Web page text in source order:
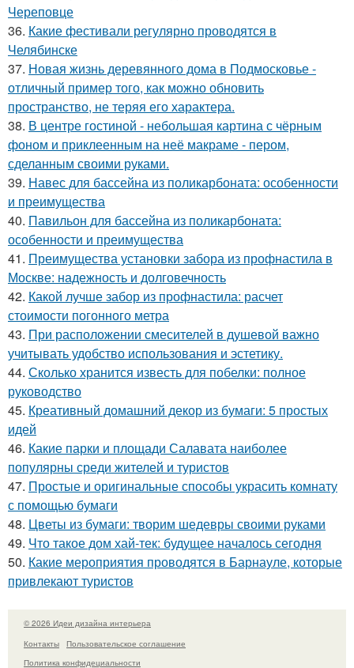
Череповце
36. Какие фестивали регулярно проводятся в
Челябинске
37. Новая жизнь деревянного дома в Подмосковье -
отличный пример того, как можно обновить
пространство, не теряя его характера.
38. В центре гостиной - небольшая картина с чёрным
фоном и приклеенным на неё макраме - пером,
сделанным своими руками.
39. Навес для бассейна из поликарбоната: особенности
и преимущества
40. Павильон для бассейна из поликарбоната:
особенности и преимущества
41. Преимущества установки забора из профнастила в
Москве: надежность и долговечность
42. Какой лучше забор из профнастила: расчет
стоимости погонного метра
43. При расположении смесителей в душевой важно
учитывать удобство использования и эстетику.
44. Сколько хранится известь для побелки: полное
руководство
45. Креативный домашний декор из бумаги: 5 простых
идей
46. Какие парки и площади Салавата наиболее
популярны среди жителей и туристов
47. Простые и оригинальные способы украсить комнату
с помощью бумаги
48. Цветы из бумаги: творим шедевры своими руками
49. Что такое дом хай-тек: будущее началось сегодня
50. Какие мероприятия проводятся в Барнауле, которые
привлекают туристов
© 2026 Идеи дизайна интерьера
Контакты
Пользовательское соглашение
Политика конфидециальности